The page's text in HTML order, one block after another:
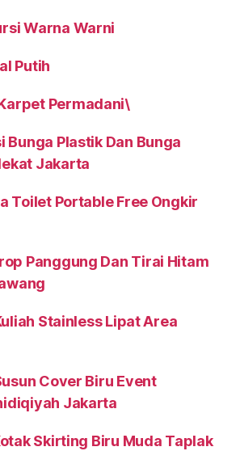
Warna Warni
Putih
Permadani\
Bunga Plastik Dan Bunga
Jakarta
Toilet Portable Free Ongkir
Panggung Dan Tirai Hitam
Stainless Lipat Area
Cover Biru Event
Jakarta
Skirting Biru Muda Taplak